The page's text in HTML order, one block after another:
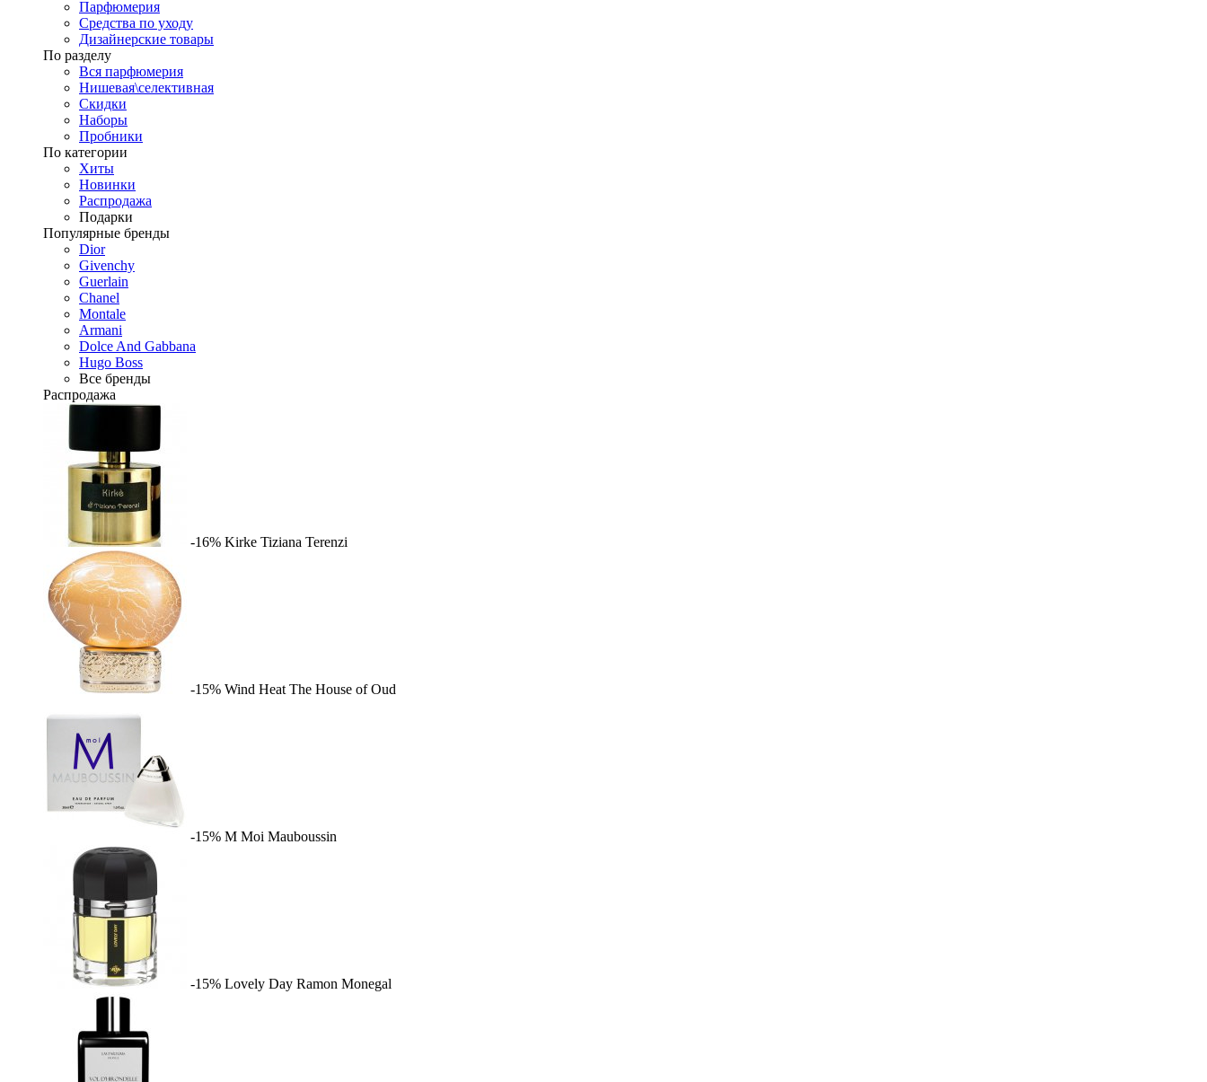
Парфюмерия
Средства по уходу
Дизайнерские товары
По разделу
Вся парфюмерия
Нишевая\селективная
Скидки
Наборы
Пробники
По категории
Хиты
Новинки
Распродажа
Подарки
Популярные бренды
Dior
Givenchy
Guerlain
Chanel
Montale
Armani
Dolce And Gabbana
Hugo Boss
Все бренды
Распродажа
-16% Kirke Tiziana Terenzi
-15% Wind Heat The House of Oud
-15% M Moi Mauboussin
-15% Lovely Day Ramon Monegal